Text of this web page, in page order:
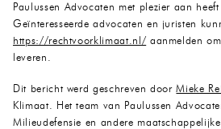
Paulussen Advocaten met plezier aan
Geïnteresseerde advocaten en juristen
https://rechtvoorklimaat.nl/ aanmelden
leveren.
Dit bericht werd geschreven doorMieke
Klimaat. Het team van Paulussen
Milieudefensie en andere